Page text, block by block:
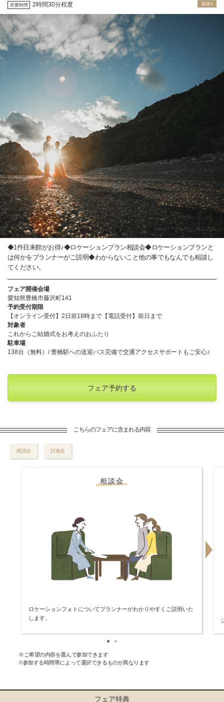
所要時間 2時間30分程度 残席○
◆1件目来館がお得♪◆ロケーションプラン相談会◆ロケーションプランと
は何かをプランナーがご説明◆わからないこと他の事でもなんでも相談し
てください。
フェア開催会場
愛知県豊橋市藤沢町141
予約受付期限
【オンライン受付】2日前18時まで【電話受付】前日まで
対象者
これからご結婚式をお考えのおふたり
駐車場
138台（無料）/ 豊橋駅への送迎バス完備で交通アクセスサポートもご安心♪
フェア予約する
こちらのフェアに含まれる内容
相談会 試食会
相談会
ロケーションフォトについてプランナーがわかりやすくご説明いた
します。
※ご希望の内容を選んで参加できます
※参加する時間帯によって選択できるものが異なります
フェア特典